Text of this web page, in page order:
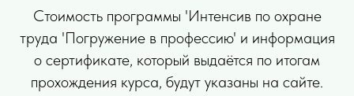
Стоимость программы 'Интенсив по охране
труда 'Погружение в профессию' и информация
о сертификате, который выдаётся по итогам
прохождения курса, будут указаны на сайте.